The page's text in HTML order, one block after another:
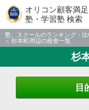
オリコン顧客満
塾・学習塾 検索
塾、スクールのランキング・比
杉本町周辺の校舎一覧
杉
目